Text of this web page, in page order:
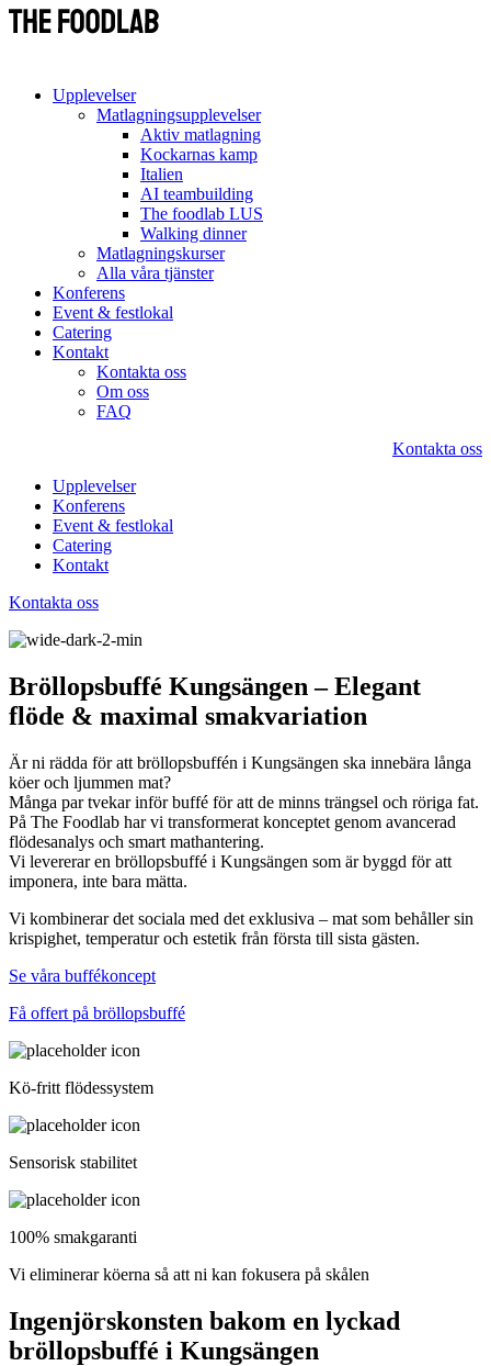
Upplevelser
Matlagningsupplevelser
Aktiv matlagning
Kockarnas kamp
Italien
AI teambuilding
The foodlab LUS
Walking dinner
Matlagningskurser
Alla våra tjänster
Konferens
Event & festlokal
Catering
Kontakt
Kontakta oss
Om oss
FAQ
Kontakta oss
Upplevelser
Konferens
Event & festlokal
Catering
Kontakt
Kontakta oss
Bröllopsbuffé Kungsängen – Elegant
flöde & maximal smakvariation
Är ni rädda för att bröllopsbuffén i Kungsängen ska innebära långa
köer och ljummen mat?
Många par tvekar inför buffé för att de minns trängsel och röriga fat.
På The Foodlab har vi transformerat konceptet genom avancerad
flödesanalys och smart mathantering.
Vi levererar en bröllopsbuffé i Kungsängen som är byggd för att
imponera, inte bara mätta.
Vi kombinerar det sociala med det exklusiva – mat som behåller sin
krispighet, temperatur och estetik från första till sista gästen.
Se våra buffékoncept
Få offert på bröllopsbuffé
Kö-fritt flödessystem
Sensorisk stabilitet
100% smakgaranti
Vi eliminerar köerna så att ni kan fokusera på skålen
Ingenjörskonsten bakom en lyckad
bröllopsbuffé i Kungsängen